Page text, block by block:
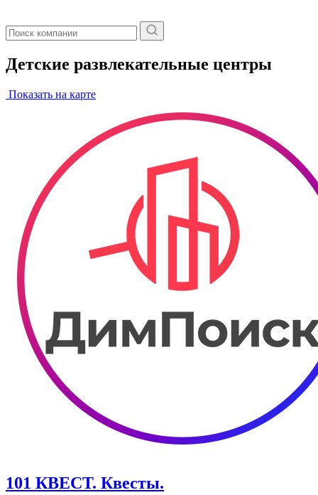
Детские развлекательные центры
Показать на карте
101 КВЕСТ. Квесты.